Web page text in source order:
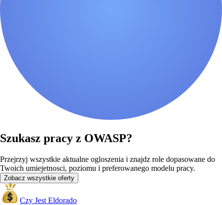
Szukasz pracy z OWASP?
Przejrzyj wszystkie aktualne ogloszenia i znajdz role dopasowane do
Twoich umiejetnosci, poziomu i preferowanego modelu pracy.
Zobacz wszystkie oferty
Czy Jest Eldorado